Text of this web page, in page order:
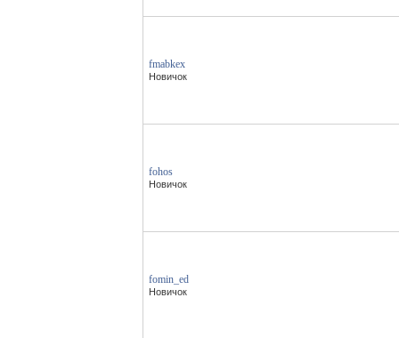
fmabkex
Новичок
fohos
Новичок
fomin_ed
Новичок